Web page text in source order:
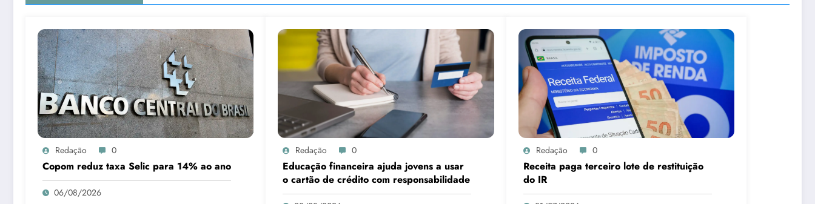
Redação 0
Copom reduz taxa Selic para 14% ao ano
06/08/2026
Redação 0
Educação financeira ajuda jovens a usar
o cartão de crédito com responsabilidade
Redação 0
Receita paga terceiro lote de restituição
do IR